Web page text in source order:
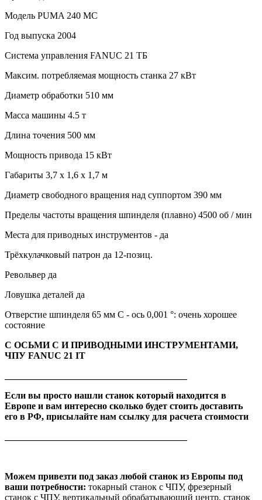
Модель PUMA 240 MC
Год выпуска 2004
Система управления FANUC 21 ТБ
Максим. потребляемая мощность станка 27 кВт
Диаметр обработки 510 мм
Масса машины 4.5 т
Длина точения 500 мм
Мощность привода 15 кВт
Габариты 3,7 х 1,6 х 1,7 м
Диаметр свободного вращения над суппортом 390 мм
Пределы частоты вращения шпинделя (плавно) 4500 об / мин
Места для приводных инструментов - да
Трёхкулачковый патрон да 12-позиц.
Револьвер да
Ловушка деталей да
Отверстие шпинделя 65 мм C - ось 0,001 °: очень хорошее
состояние
С ОСЬМИ C И ПРИВОДНЫМИ ИНСТРУМЕНТАМИ,
ЧПУ FANUC 21 IT
Если вы просто нашли станок который находится в
Европе и вам интересно сколько будет стоить доставить
его в РФ, присылайте нам ссылку для расчета стоимости
Можем привезти под заказ любой станок из Европы под
ваши потребности: токарный станок с ЧПУ, фрезерный
станок с ЧПУ, вертикальный обрабатывающий центр, станок